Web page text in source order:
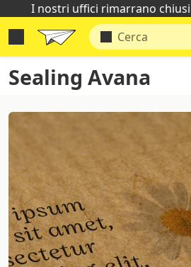
I nostri uffici rimarrano
Sealing Avana